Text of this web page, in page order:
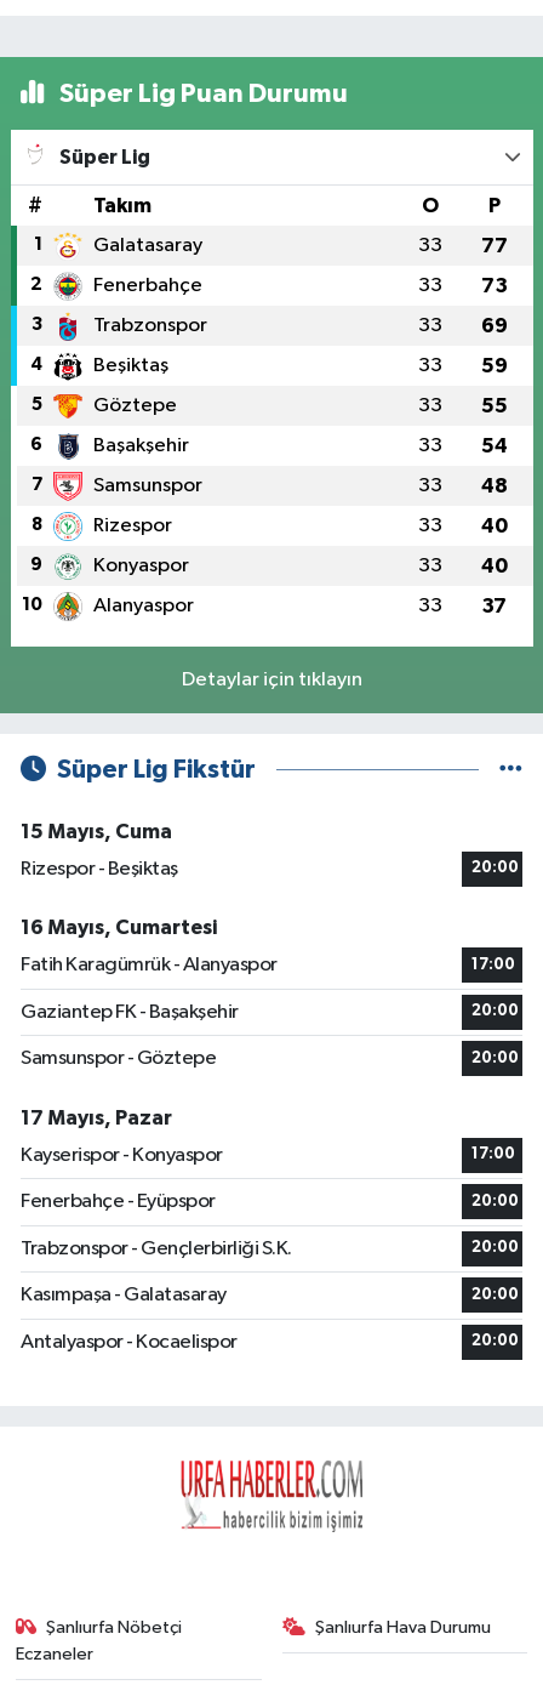
Süper Lig Puan Durumu
Süper Lig
# Takım O P
1 Galatasaray 33 77
2 Fenerbahçe 33 73
3 Trabzonspor 33 69
4 Beşiktaş 33 59
5 Göztepe 33 55
6 Başakşehir 33 54
7 Samsunspor 33 48
8 Rizespor 33 40
9 Konyaspor 33 40
10 Alanyaspor 33 37
Detaylar için tıklayın
Süper Lig Fikstür
15 Mayıs, Cuma
Rizespor - Beşiktaş
20:00
16 Mayıs, Cumartesi
Fatih Karagümrük - Alanyaspor
17:00
Gaziantep FK - Başakşehir 20:00
Samsunspor - Göztepe 20:00
17 Mayıs, Pazar
Kayserispor - Konyaspor
17:00
Fenerbahçe - Eyüpspor 20:00
Trabzonspor - Gençlerbirliği S.K. 20:00
Kasımpaşa - Galatasaray 20:00
Antalyaspor - Kocaelispor 20:00
Şanlıurfa Nöbetçi
Eczaneler
Şanlıurfa Hava Durumu